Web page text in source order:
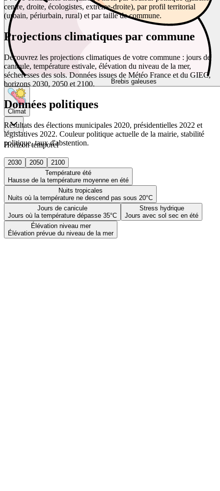
Brebis galeuses
Climat
Horizon temporel
2030 2050
2100
Température été
Hausse de la température moyenne en été
Nuits tropicales
Nuits où la température ne descend pas sous 20°C
Jours de canicule
Jours où la température dépasse 35°C
Stress hydrique
Jours avec sol sec en été
Élévation niveau mer
Élévation prévue du niveau de la mer
centre, droite, écologistes, extrême-droite), par profil territorial
(urbain, périurbain, rural) et par taille de commune.
Projections climatiques par commune
Découvrez les projections climatiques de votre commune : jours de
canicule, température estivale, élévation du niveau de la mer,
sécheresses des sols. Données issues de Météo France et du GIEC,
horizons 2030, 2050 et 2100.
Données politiques
Résultats des élections municipales 2020, présidentielles 2022 et
législatives 2022. Couleur politique actuelle de la mairie, stabilité
politique, taux d'abstention.